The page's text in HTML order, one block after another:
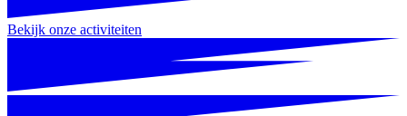
Bekijk onze activiteiten